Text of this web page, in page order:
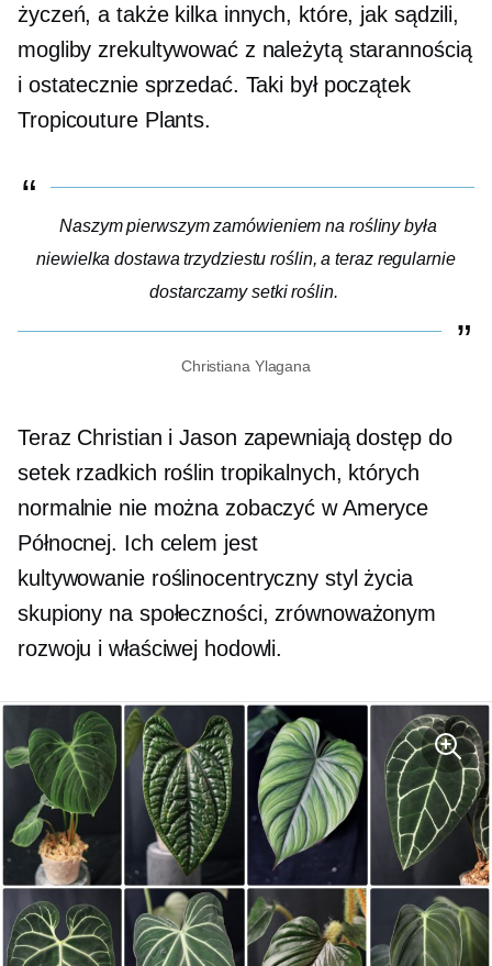
życzeń, a także kilka innych, które, jak sądzili,
mogliby zrekultywować z należytą starannością
i ostatecznie sprzedać. Taki był początek
Tropicouture Plants.
Naszym pierwszym zamówieniem na rośliny była
niewielka dostawa trzydziestu roślin, a teraz regularnie
dostarczamy setki roślin.
Christiana Ylagana
Teraz Christian i Jason zapewniają dostęp do
setek rzadkich roślin tropikalnych, których
normalnie nie można zobaczyć w Ameryce
Północnej. Ich celem jest
kultywowanie roślinocentryczny styl życia
skupiony na społeczności, zrównoważonym
rozwoju i właściwej hodowli.